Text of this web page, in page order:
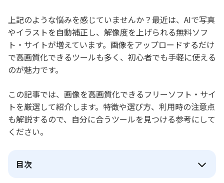
上記のような悩みを感じていませんか？最近は、AIで写真
やイラストを自動補正し、解像度を上げられる無料ソフ
ト・サイトが増えています。画像をアップロードするだけ
で高画質化できるツールも多く、初心者でも手軽に使える
のが魅力です。
この記事では、画像を高画質化できるフリーソフト・サイ
トを厳選して紹介します。特徴や選び方、利用時の注意点
も解説するので、自分に合うツールを見つける参考にして
ください。
目次